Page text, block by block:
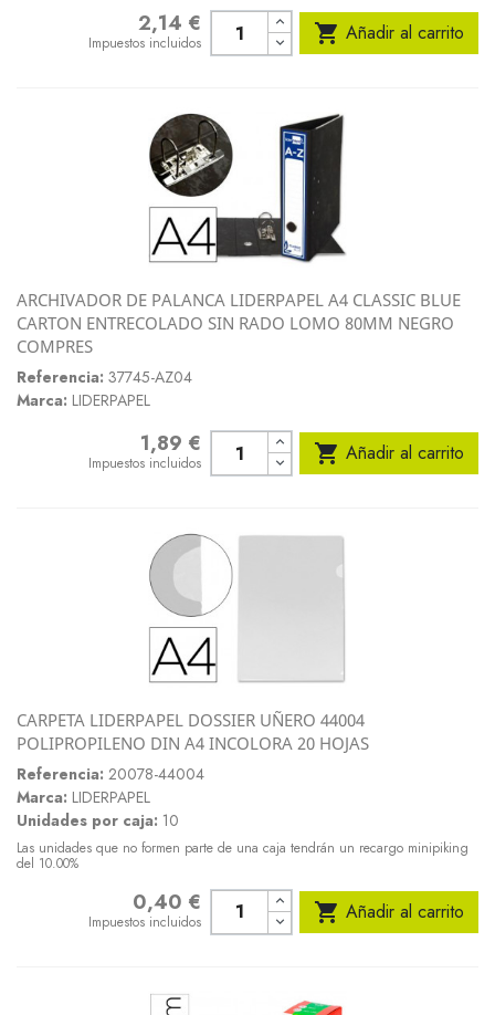
2,14 €
Impuestos incluidos  Añadir al carrito
ARCHIVADOR DE PALANCA LIDERPAPEL A4 CLASSIC BLUE
CARTON ENTRECOLADO SIN RADO LOMO 80MM NEGRO
COMPRES
Referencia: 37745-AZ04
Marca: LIDERPAPEL
1,89 €
Impuestos incluidos  Añadir al carrito
CARPETA LIDERPAPEL DOSSIER UÑERO 44004
POLIPROPILENO DIN A4 INCOLORA 20 HOJAS
Referencia: 20078-44004
Marca: LIDERPAPEL
Unidades por caja: 10
Las unidades que no formen parte de una caja tendrán un recargo minipiking
del 10.00%
0,40 €
Impuestos incluidos  Añadir al carrito